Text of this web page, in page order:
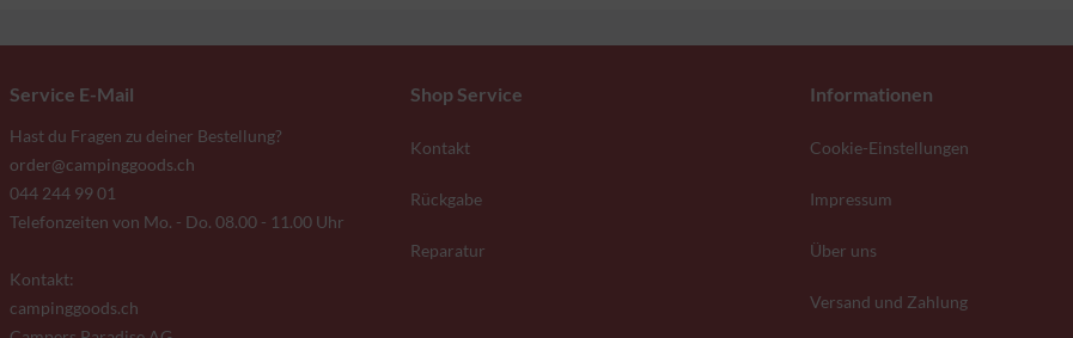
Service E-Mail
Hast du Fragen zu deiner Bestellung?
order@campinggoods.ch
044 244 99 01
Telefonzeiten von Mo. - Do. 08.00 - 11.00 Uhr
Kontakt:
campinggoods.ch
Shop Service
Kontakt
Rückgabe
Reparatur
Informationen
Cookie-Einstellungen
Impressum
Über uns
Versand und Zahlung